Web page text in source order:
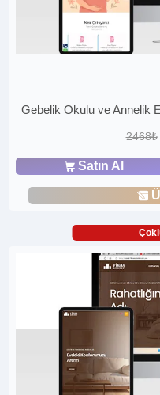
Gebelik Okulu ve Annelik
2468₺
Satın Al